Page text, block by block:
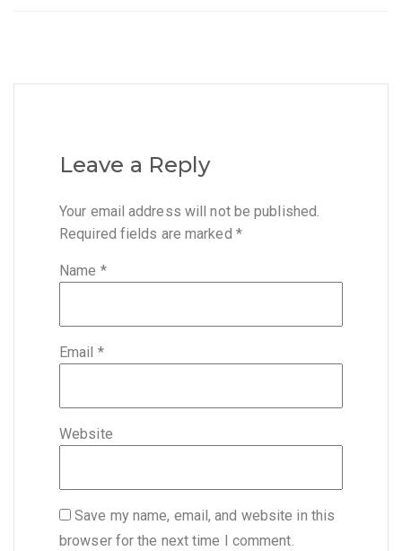
Leave a Reply
Your email address will not be published.
Required fields are marked *
Name *
Email *
Website
Save my name, email, and website in this
browser for the next time I comment.